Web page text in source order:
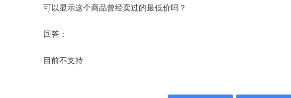
可以显示这个商品曾经卖过的最低价吗？
回答：
目前不支持